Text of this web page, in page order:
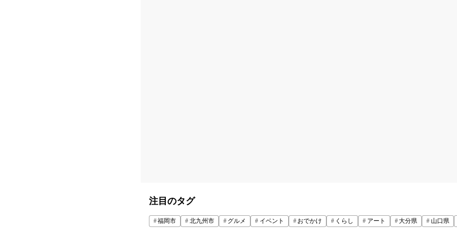
注目のタグ
福岡市 北九州市 グルメ イベント おでかけ くらし アート 大分県 山口県